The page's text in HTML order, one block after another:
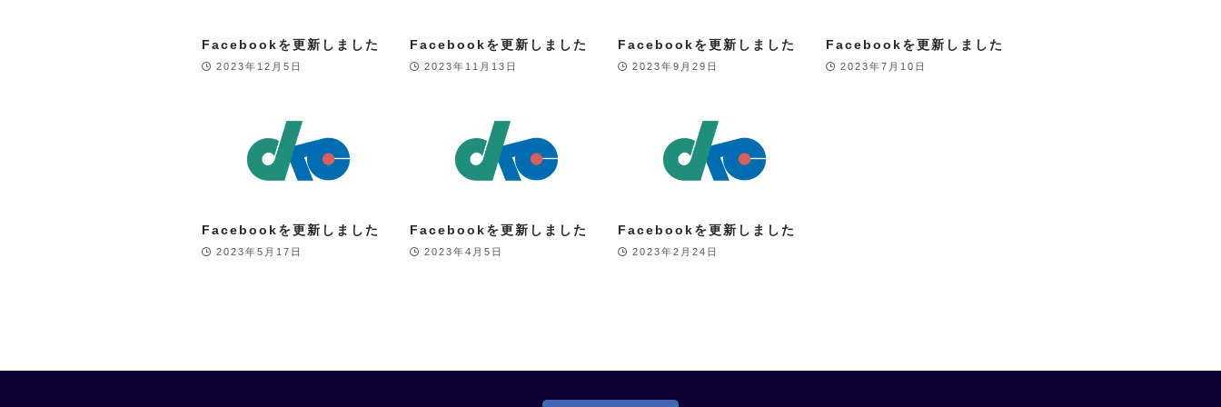
Facebookを更新しました
2023年12月5日
Facebookを更新しました
2023年11月13日
Facebookを更新しました
2023年9月29日
Facebookを更新しました
2023年7月10日
Facebookを更新しました
2023年5月17日
Facebookを更新しました
2023年4月5日
Facebookを更新しました
2023年2月24日